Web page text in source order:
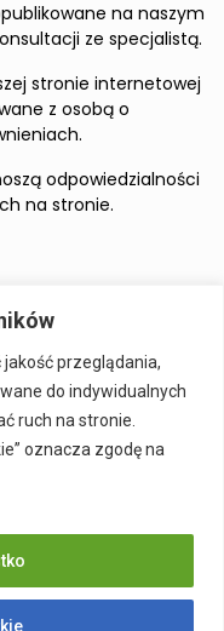
przeglądania,
do indywidualnych
ruch na stronie.
oznacza zgodę na
na naszym
ze specjalistą.
stronie internetowej
z osobą o
odpowiedzialności
na stronie.